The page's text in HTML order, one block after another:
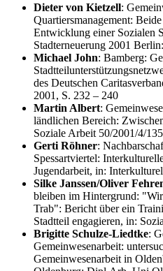
Dieter von Kietzell:
Quartiersmanagement:
Entwicklung einer Sozialen
Stadterneuerung 2001
Michael John: Bamberg:
des Deutschen
2001, S. 232 – 240
Martin Albert:
ländlichen Bereich:
Soziale Arbeit 50/2001/4/
Gerti Röhner:
Spessartviertel:
Jugendarbeit, in:
Silke Janssen/Oliver
bleiben im Hintergrund:
Trab": Bericht über ein
Stadtteil engagieren, in:
Brigitte Schulze-Liedtke:
Gemeinwesenarbeit:
Gemeinwesenarbeit in